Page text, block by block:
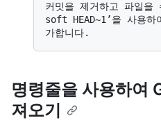
커밋을 제거하고 파일
soft HEAD~1’을 사용
가합니다.
명령줄을 사용하여
져오기